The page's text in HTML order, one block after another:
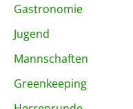
Gastronomie
Jugend
Mannschaften
Greenkeeping